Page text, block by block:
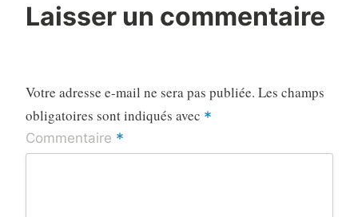
Laisser un commentaire
Votre adresse e-mail ne sera pas publiée. Les champs
obligatoires sont indiqués avec *
Commentaire *